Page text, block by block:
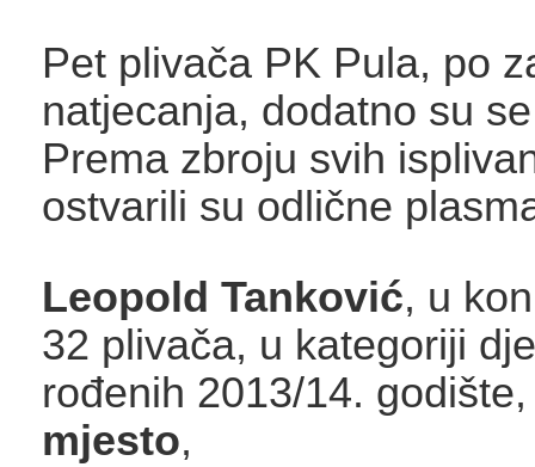
Pet plivača PK Pula, po
natjecanja, dodatno su
Prema zbroju svih
ostvarili su odlične
Leopold Tanković, u
32 plivača, u kategoriji
rođenih 2013/14.
mjesto,